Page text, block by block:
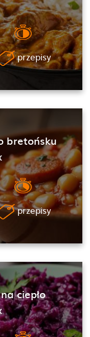
przepisy
bretońsku
przepisy
ciepło